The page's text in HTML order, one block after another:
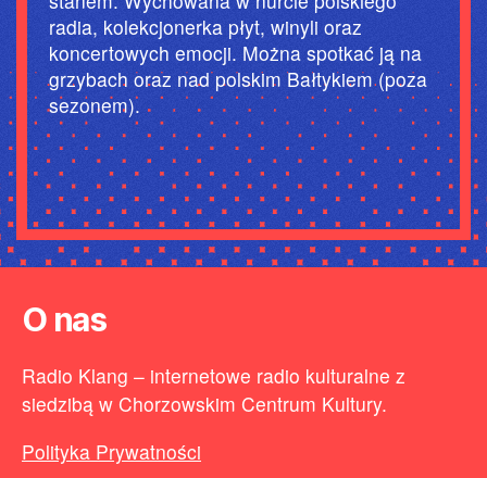
radia, kolekcjonerka płyt, winyli oraz
koncertowych emocji. Można spotkać ją na
grzybach oraz nad polskim Bałtykiem (poza
sezonem).
O nas
Radio Klang – internetowe radio kulturalne z
siedzibą w Chorzowskim Centrum Kultury.
Polityka Prywatności